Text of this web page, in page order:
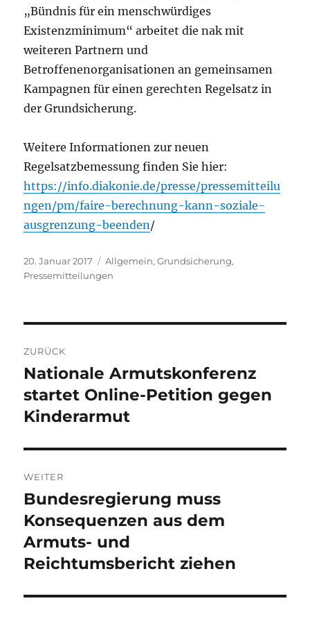
„Bündnis für ein menschwürdiges
Existenzminimum“ arbeitet die nak mit
weiteren Partnern und
Betroffenenorganisationen an gemeinsamen
Kampagnen für einen gerechten Regelsatz in
der Grundsicherung.
Weitere Informationen zur neuen
Regelsatzbemessung finden Sie hier:
https://info.diakonie.de/presse/pressemitteilu
ngen/pm/faire-berechnung-kann-soziale-
ausgrenzung-beenden/
Veröffentlicht
am
20. Januar 2017 Kategorien
Allgemein,Grundsicherung,
Pressemitteilungen
ZURÜCK
Vorheriger
Beitrag:
Nationale Armutskonferenz
startet Online-Petition gegen
Kinderarmut
WEITER
Nächster
Beitrag:
Bundesregierung muss
Konsequenzen aus dem
Armuts- und
Reichtumsbericht ziehen